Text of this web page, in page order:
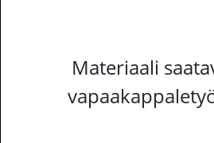
Materiaali